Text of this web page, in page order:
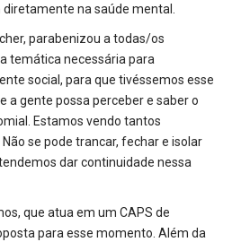
na saúde mental.
parabenizou a todas/os
temática necessária para
social, para que tivéssemos esse
a gente possa perceber e saber o
Estamos vendo tantos
se pode trancar, fechar e isolar
dar continuidade nessa
que atua em um CAPS de
para esse momento. Além da